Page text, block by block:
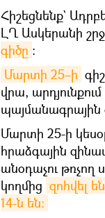
Հիշեցնենք`
ԼՂ Ասկերանի
գիծը ։
Մարտի 25–ի
վրա,
պայմանագրային
Մարտի 25-ի
հրաձգային
անօդաչու թռչող
կողմից զոհվել
14-ն են: